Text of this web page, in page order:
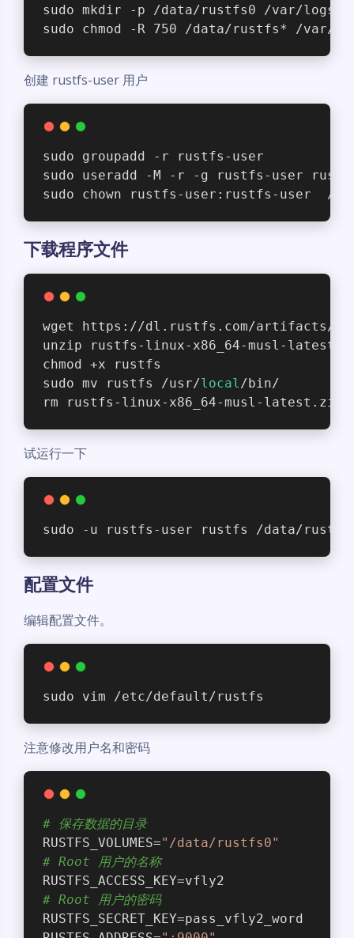
sudo mkdir -p /data/rustfs0 /var/
sudo chmod -R 750 /data/rustfs* /var/
创建 rustfs-user 用户
sudo groupadd -r rustfs-user
sudo useradd -M -r -g rustfs-user
sudo chown rustfs-user:rustfs-user  /
下载程序文件
wget https://dl.rustfs.com/artifacts/
unzip rustfs-linux-x86_64-musl-
chmod +x rustfs
sudo mv rustfs /usr/local/bin/
rm rustfs-linux-x86_64-musl-latest.zip
试运行一下
sudo -u rustfs-user rustfs /data/
配置文件
编辑配置文件。
sudo vim /etc/default/rustfs
注意修改用户名和密码
# 保存数据的目录
RUSTFS_VOLUMES="/data/rustfs0"
# Root 用户的名称
RUSTFS_ACCESS_KEY=vfly2
# Root 用户的密码
RUSTFS_SECRET_KEY=pass_vfly2_word